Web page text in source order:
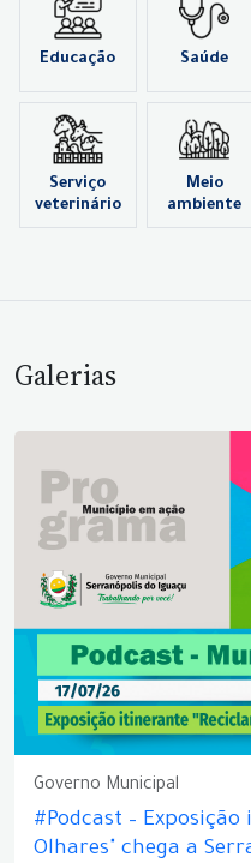
Educação Saúde
Serviço
veterinário
Meio
ambiente
Galerias
Governo Municipal
#Podcast –
Olhares" chega a